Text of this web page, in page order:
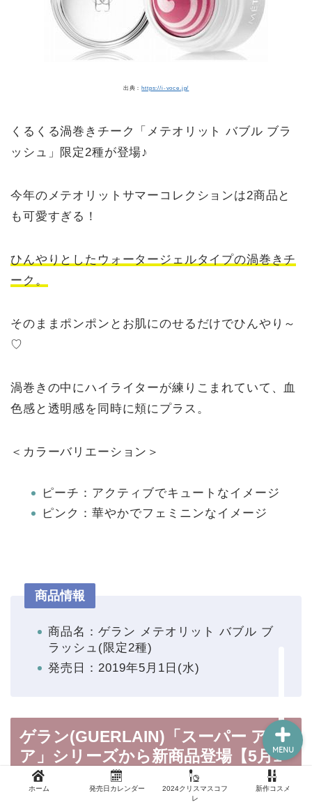
出典： https://i-voce.jp/
くるくる渦巻きチーク「メテオリット バブル ブラ
ッシュ」限定2種が登場♪
今年のメテオリットサマーコレクションは2商品と
も可愛すぎる！
ひんやりとしたウォータージェルタイプの渦巻きチ
ーク。
そのままポンポンとお肌にのせるだけでひんやり～
♡
渦巻きの中にハイライターが練りこまれていて、血
色感と透明感を同時に頬にプラス。
＜カラーバリエーション＞
ピーチ：アクティブでキュートなイメージ
ピンク：華やかでフェミニンなイメージ
商品情報
商品名：ゲラン メテオリット バブル ブ
ラッシュ(限定2種)
発売日：2019年5月1日(水)
ゲラン(GUERLAIN)「スーパー アク
ア」シリーズから新商品登場【5月1
日発売】
ホーム 発売日カレンダー
2024クリスマスコフ
レ
新作コスメ
MENU
コスメ福袋